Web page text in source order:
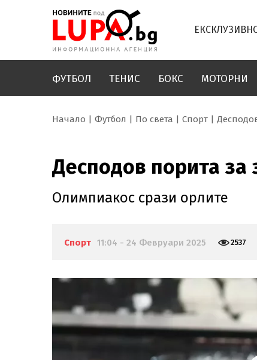
ФУТБОЛ ТЕНИС БОКС МОТОРНИ
Начало Футбол По света Спорт
Десподов порита за
Олимпиакос срази орлите
Спорт 11:04 - 24 Февруари 2025 2537